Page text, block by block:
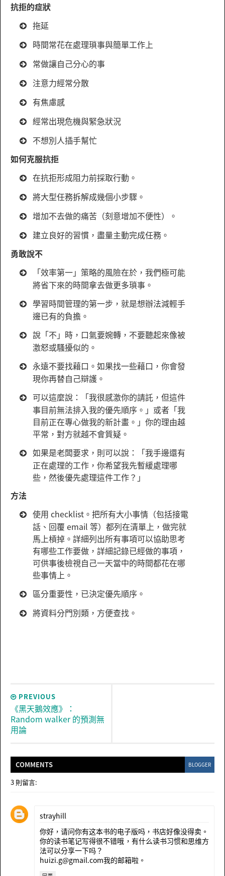
抗拒的症狀
拖延
時間常花在處理瑣事與簡單工作上
常做讓自己分心的事
注意力經常分散
有焦慮感
經常出現危機與緊急狀況
不想別人插手幫忙
如何克服抗拒
在抗拒形成阻力前採取行動。
將大型任務拆解成幾個小步驟。
增加不去做的痛苦（刻意增加不便性）。
建立良好的習慣，盡量主動完成任務。
勇敢說不
「效率第一」策略的風險在於，我們極可能
將省下來的時間拿去做更多瑣事。
學習時間管理的第一步，就是想辦法減輕手
邊已有的負擔。
說「不」時，口氣要婉轉，不要聽起來像被
激怒或騷擾似的。
永遠不要找藉口。如果找一些藉口，你會發
現你再替自己辯護。
可以這麼說：「我很感激你的請託，但這件
事目前無法排入我的優先順序。」或者「我
目前正在專心做我的新計畫。」你的理由越
平常，對方就越不會質疑。
如果是老闆要求，則可以說：「我手邊還有
正在處理的工作，你希望我先暫緩處理哪
些，然後優先處理這件工作？」
方法
使用 checklist。把所有大小事情（包括接電
話、回覆 email 等）都列在清單上，做完就
馬上槓掉。詳細列出所有事項可以協助思考
有哪些工作要做，詳細記錄已經做的事項，
可供事後檢視自己一天當中的時間都花在哪
些事情上。
區分重要性，已決定優先順序。
將資料分門別類，方便查找。
PREVIOUS
《黑天鵝效應》：
Random walker 的預測無
用論
COMMENTS BLOGGER
3 則留言:
strayhill
你好，请问你有这本书的电子版吗，书店好像没得卖。
你的读书笔记写得很不错哦，有什么读书习惯和思维方
法可以分享一下吗？
huizi.g@gmail.com我的邮箱啦。